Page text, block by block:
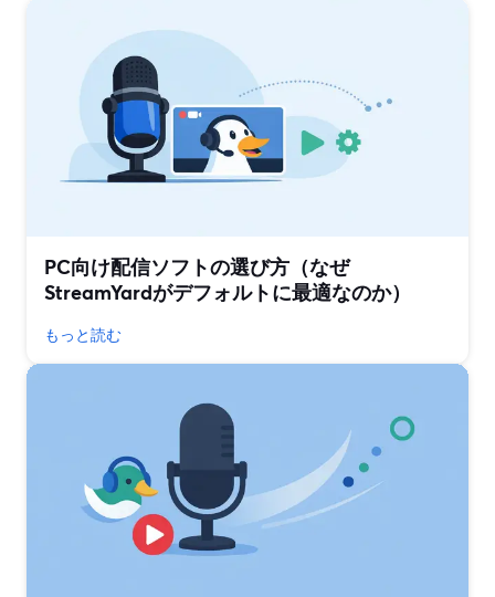
PC向け配信ソフトの選び方（なぜ
StreamYardがデフォルトに最適なのか）
もっと読む